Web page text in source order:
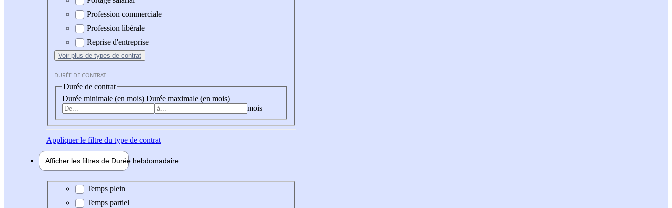
Profession commerciale
Profession libérale
Reprise d'entreprise
Voir plus de types de contrat
DURÉE DE CONTRAT
Durée de contrat
Durée minimale (en mois) Durée maximale (en mois)
mois
Appliquerle filtre du type de contrat
Afficher les filtres de Durée hebdomadaire
Durée hebdomadaire
Temps plein
Temps partiel